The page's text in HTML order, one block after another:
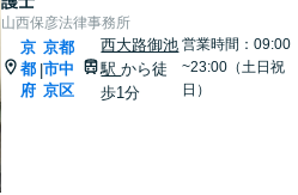
山西保彦法律事務所
京
都
府
|
京都
市中
京区
西大路御池
駅から徒
歩1分
営業時間：09:00
~23:00（土日祝
日）